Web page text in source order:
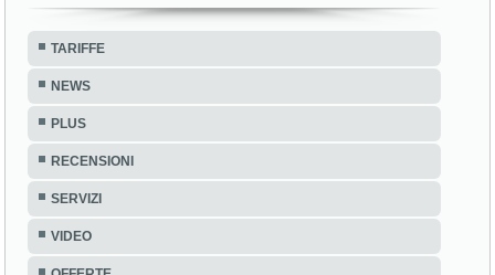
TARIFFE
NEWS
PLUS
RECENSIONI
SERVIZI
VIDEO